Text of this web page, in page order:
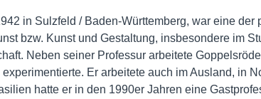
in Sulzfeld / Baden-Württemberg, war eine der
bzw. Kunst und Gestaltung, insbesondere im
Neben seiner Professur arbeitete
Er arbeitete auch im Ausland, in
hatte er in den 1990er Jahren eine